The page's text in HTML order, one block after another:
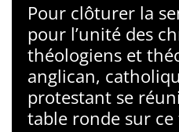
Pour clôturer la
pour l’unité des
théologiens et
anglican,
protestant se
table ronde sur ce